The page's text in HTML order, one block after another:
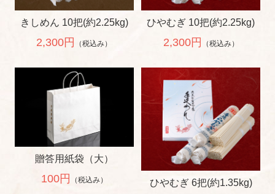
きしめん 10把(約2.25kg)
2,300円 （税込み）
ひやむぎ 10把(約2.25kg)
2,300円 （税込み）
贈答用紙袋（大）
100円 （税込み） ひやむぎ 6把(約1.35kg)